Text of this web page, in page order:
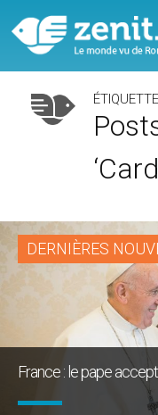
ÉTIQUETTE
DERNIÈRES
France : le pape